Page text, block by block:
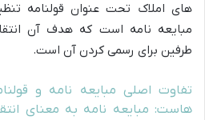
های املاک تحت عنوان قولنامه
مبایعه نامه است که هدف آن
طرفین برای رسمی کردن آن است.
تفاوت اصلی مبایعه نامه و
هاست: مبایعه نامه به معنای